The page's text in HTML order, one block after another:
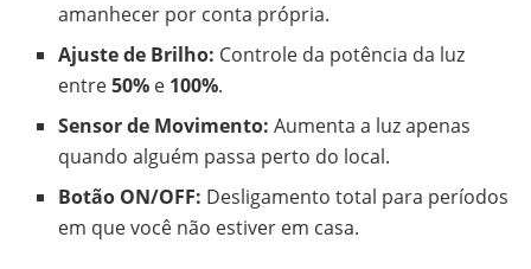
amanhecer por conta própria.
Ajuste de Brilho: Controle da potência da luz
entre50% e 100%.
Sensor de Movimento: Aumenta a luz apenas
quando alguém passa perto do local.
Botão ON/OFF: Desligamento total para períodos
em que você não estiver em casa.